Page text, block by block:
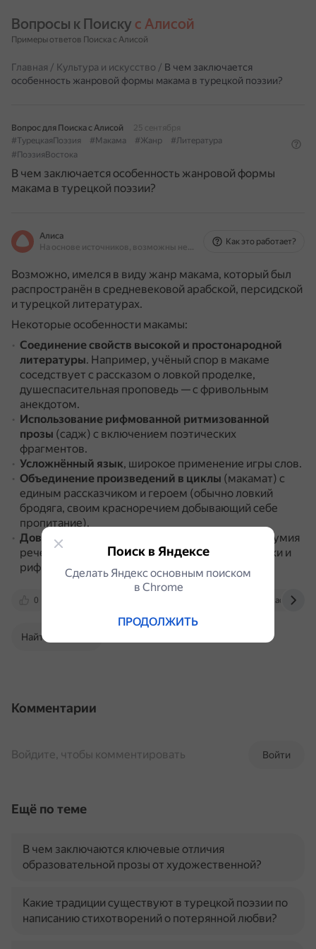
Вопросы к Поиску с Алисой
Примеры ответов Поиска с Алисой
Главная / Культура и искусство / В чем заключается
особенность жанровой формы макама в турецкой поэзии?
Вопрос для Поиска с Алисой
25 сентября
#ТурецкаяПоэзия
#Макама #Жанр
#Литература
#ПоэзияВостока
В чем заключается особенность жанровой формы
макама в турецкой поэзии?
Алиса
На основе источников, возможны неточности
Как это работает?
Возможно, имелся в виду жанр макама, который был
распространён в средневековой арабской, персидской
и турецкой литературах.
Некоторые особенности макамы:
Соединение свойств высокой и простонародной
литературы. Например, учёный спор в макаме
соседствует с рассказом о ловкой проделке,
душеспасительная проповедь — с фривольным
анекдотом.
Использование рифмованной ритмизованной
прозы (садж) с включением поэтических
фрагментов.
Усложнённый язык, широкое применение игры слов.
Объединение произведений в циклы (макамат) с
единым рассказчиком и героем (обычно ловкий
бродяга, своим красноречием добывающий себе
пропитание).
Доведение до совершенства
искусства и остроумия
речей и стихов героя, словесной инструментовки и
рифм.
0
Найти в Поиске
Комментарии
Войти
Войдите, чтобы комментировать
Ещё по теме
В чем заключаются ключевые отличия
образовательной прозы от художественной?
Какие традиции существуют в турецкой поэзии по
написанию стихотворений о потерянной любви?
Поиск в Яндексе
Сделать Яндекс основным поиском
в Сhrome
ПРОДОЛЖИТЬ